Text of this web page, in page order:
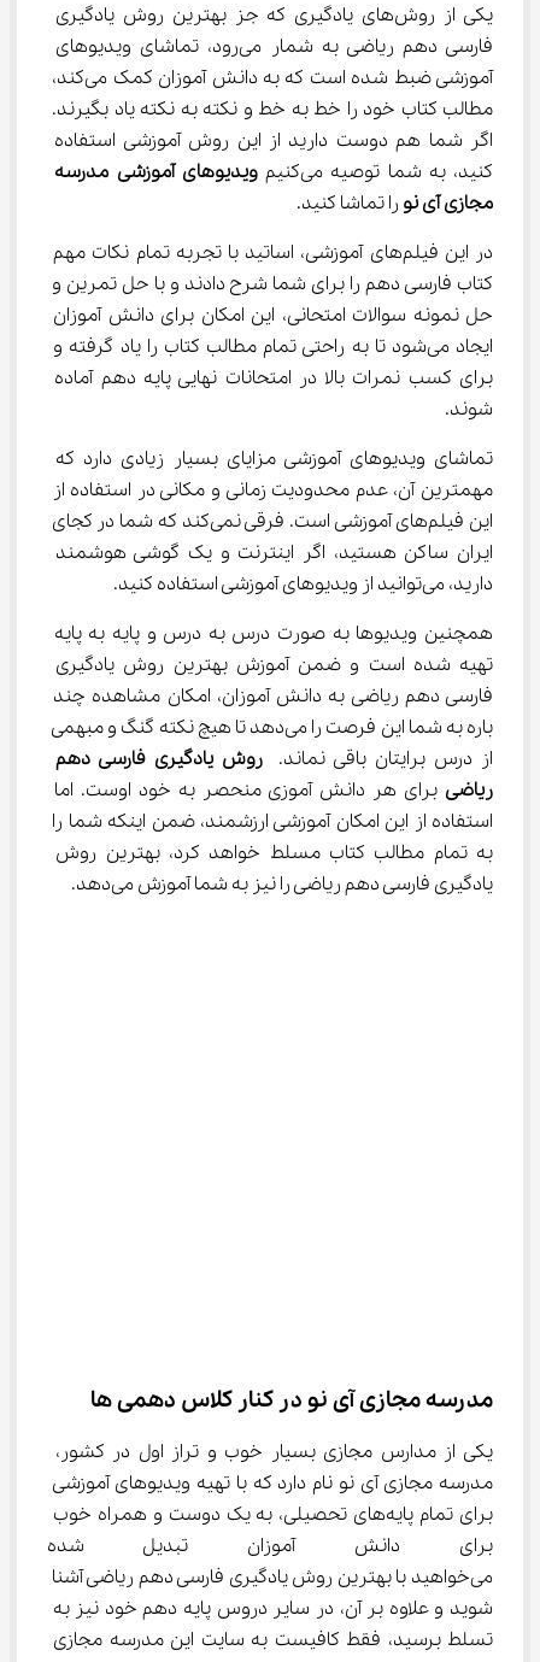
یکی از روش‌های یادگیری که جز بهترین روش یادگیری
فارسی دهم ریاضی به شمار می‌رود، تماشای ویدیوهای
آموزشی ضبط شده است که به دانش آموزان کمک می‌کند،
مطالب کتاب خود را خط به خط و نکته به نکته یاد بگیرند.
اگر شما هم دوست دارید از این روش آموزشی استفاده
کنید، به شما توصیه می‌کنیم
ویدیوهای آموزشی مدرسه
مجازی آی نو را تماشا کنید.
در این فیلم‌های آموزشی، اساتید با تجربه تمام نکات مهم
کتاب فارسی دهم را برای شما شرح دادند و با حل تمرین و
حل نمونه سوالات امتحانی، این امکان برای دانش آموزان
ایجاد می‌شود تا به راحتی تمام مطالب کتاب را یاد گرفته و
برای کسب نمرات بالا در امتحانات نهایی پایه دهم آماده
شوند.
تماشای ویدیوهای آموزشی مزایای بسیار زیادی دارد که
مهمترین آن، عدم محدودیت زمانی و مکانی در استفاده از
این فیلم‌های آموزشی است. فرقی نمی‌کند که شما در کجای
ایران ساکن هستید، اگر اینترنت و یک گوشی هوشمند
دارید، می‌توانید از ویدیوهای آموزشی استفاده کنید.
همچنین ویدیوها به صورت درس به درس و پایه به پایه
تهیه شده است و ضمن آموزش بهترین روش یادگیری
فارسی دهم ریاضی به دانش آموزان، امکان مشاهده چند
باره به شما این فرصت را می‌دهد تا هیچ نکته گنگ و مبهمی
از درس برایتان باقی نماند. روش یادگیری فارسی دهم
ریاضی برای هر دانش آموزی منحصر به خود اوست. اما
استفاده از این امکان آموزشی ارزشمند، ضمن اینکه شما را
به تمام مطالب کتاب مسلط خواهد کرد، بهترین روش
یادگیری فارسی دهم ریاضی را نیز به شما آموزش می‌دهد.
مدرسه مجازی آی نو در کنار کلاس دهمی‌ ها
یکی از مدارس مجازی بسیار خوب و تراز اول در کشور،
مدرسه مجازی آی نو نام دارد که با تهیه ویدیوهای آموزشی
برای تمام پایه‌های تحصیلی، به یک دوست و همراه خوب
برای دانش آموزان تبدیل
می‌خواهید با بهترین روش یادگیری فارسی دهم ریاضی آشنا
شوید و علاوه بر آن، در سایر دروس پایه دهم خود نیز به
تسلط برسید، فقط کافیست به سایت این مدرسه مجازی